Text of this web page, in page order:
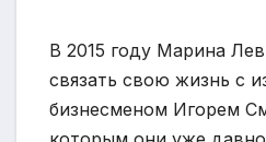
В 2015 году Марина
связать свою жизнь с
бизнесменом Игорем